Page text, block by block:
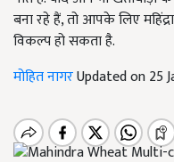
बना रहे हैं, तो आपके लिए
विकल्प हो सकता है.
मोहित नागरUpdated on 25